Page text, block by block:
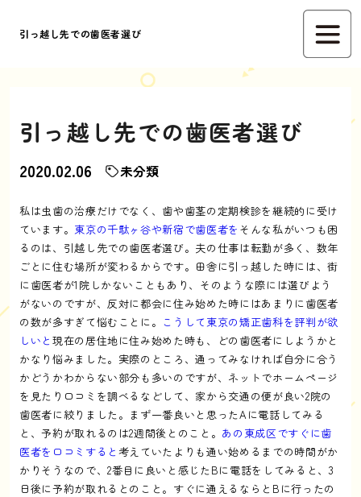
引っ越し先での歯医者選び
引っ越し先での歯医者選び
2020.02.06 未分類
私は虫歯の治療だけでなく、歯や歯茎の定期検診を継続的に受け
ています。 東京の千駄ヶ谷や新宿で歯医者を そんな私がいつも困
るのは、引越し先での歯医者選び。夫の仕事は転勤が多く、数年
ごとに住む場所が変わるからです。田舎に引っ越した時には、街
に歯医者が1院しかないこともあり、そのような際には選びよう
がないのですが、反対に都会に住み始めた時にはあまりに歯医者
の数が多すぎて悩むことに。 こうして東京の矯正歯科を評判が欲
しいと 現在の居住地に住み始めた時も、どの歯医者にしようかと
かなり悩みました。実際のところ、通ってみなければ自分に合う
かどうかわからない部分も多いのですが、ネットでホームページ
を見たり口コミを調べるなどして、家から交通の便が良い2院の
歯医者に絞りました。まず一番良いと思ったAに電話してみる
と、予約が取れるのは2週間後とのこと。 あの東成区ですぐに歯
医者を口コミすると 考えていたよりも通い始めるまでの時間がか
かりそうなので、2番目に良いと感じたBに電話をしてみると、3
日後に予約が取れるとのこと。すぐに通えるならとBに行ったの